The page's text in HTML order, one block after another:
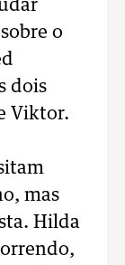
o
dois
Viktor.
mas
Hilda